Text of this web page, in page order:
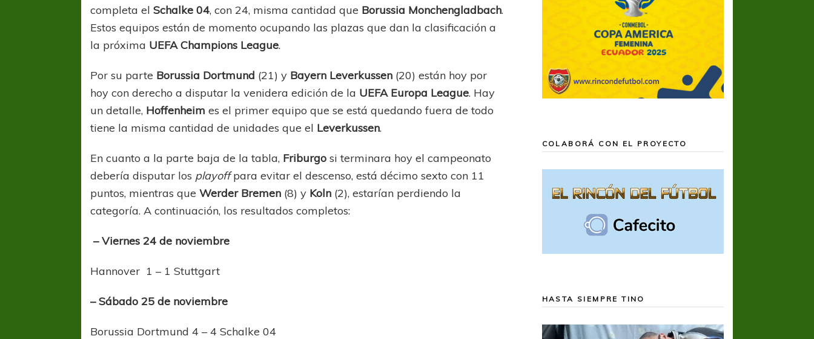
completa elSchalke 04, con 24, misma cantidad que Borussia Monchengladbach.
Estos equipos están de momento ocupando las plazas que dan la clasificación a
la próxima UEFA Champions League.
Por su parte Borussia Dortmund (21) y Bayern Leverkussen (20) están hoy por
hoy con derecho a disputar la venidera edición de la UEFA Europa League. Hay
un detalle, Hoffenheim es el primer equipo que se está quedando fuera de todo
tiene la misma cantidad de unidades que el Leverkussen.
En cuanto a la parte baja de la tabla, Friburgo si terminara hoy el campeonato
debería disputar los playoffpara evitar el descenso, está décimo sexto con 11
puntos, mientras queWerder Bremen (8) y Koln (2), estarían perdiendo la
categoría. A continuación, los resultados completos:
– Viernes 24 de noviembre
Hannover 1 – 1 Stuttgart
– Sábado 25 de noviembre
Borussia Dortmund 4 – 4 Schalke 04
COLABORÁ CON EL PROYECTO
HASTA SIEMPRE TINO